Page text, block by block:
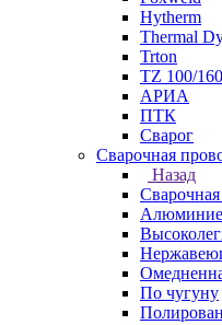
Hytherm
Thermal
Trton
TZ 100/160
АРИА
ПТК
Сварог
Сварочная
Назад
По чугуну